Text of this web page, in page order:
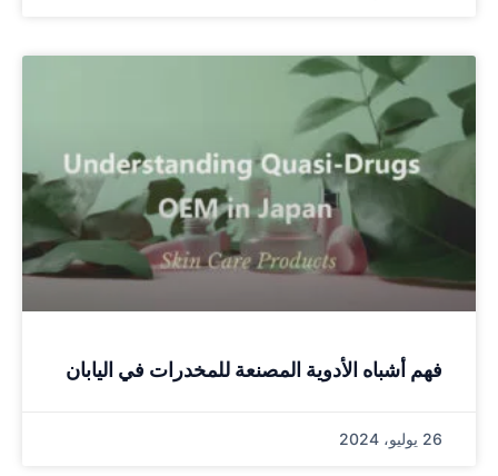
فهم أشباه الأدوية المصنعة للمخدرات في اليابان
26 يوليو، 2024